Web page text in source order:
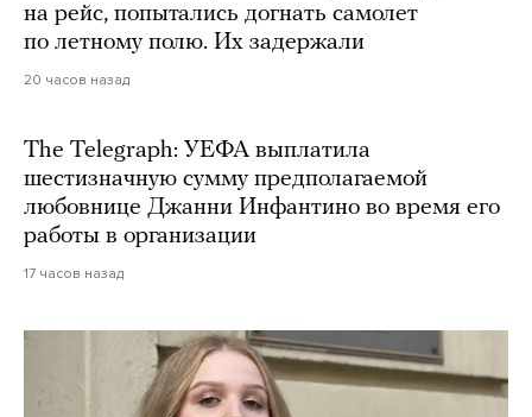
на рейс, попытались догнать самолет
по летному полю. Их задержали
20 часов назад
The Telegraph: УЕФА выплатила
шестизначную сумму предполагаемой
любовнице Джанни Инфантино во время его
работы в организации
17 часов назад